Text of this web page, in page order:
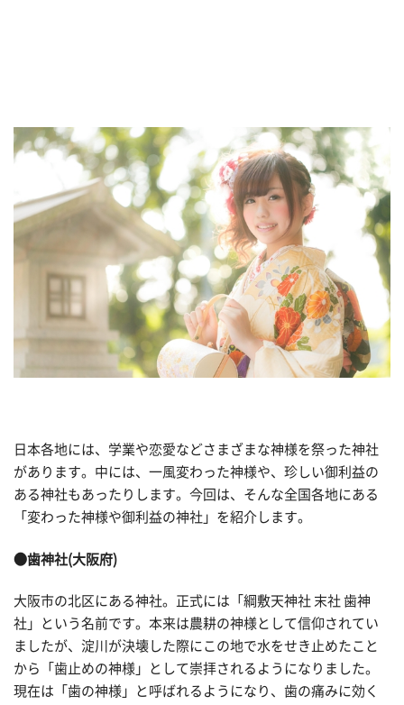
日本各地には、学業や恋愛などさまざまな神様を祭った神社
があります。中には、一風変わった神様や、珍しい御利益の
ある神社もあったりします。今回は、そんな全国各地にある
「変わった神様や御利益の神社」を紹介します。
●歯神社(大阪府)
大阪市の北区にある神社。正式には「綱敷天神社 末社 歯神
社」という名前です。本来は農耕の神様として信仰されてい
ましたが、淀川が決壊した際にこの地で水をせき止めたこと
から「歯止めの神様」として崇拝されるようになりました。
現在は「歯の神様」と呼ばれるようになり、歯の痛みに効く